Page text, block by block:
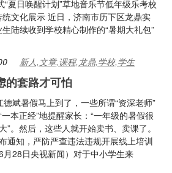
“夏日唤醒计划”草地音乐节低年级乐考校
文化展示 近日，济南市历下区龙鼎实
陆续收到学校精心制作的“暑期大礼包”
新人,文章,课程,龙鼎,学校,学生
的套路才可怕
斌暑假马上到了，一些所谓“资深老师”
本正经”地提醒家长：“一年级的暑假很
”。然后，这些人就开始卖书、卖课了。
通知，严防严查违法违规开展线上培训
28日央视新闻）对于中小学生来